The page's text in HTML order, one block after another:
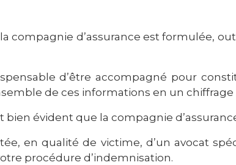
la compagnie d’assurance est formulée,
d’être accompagné pour
de ces informations en un
bien évident que la compagnie
en qualité de victime, d’un avocat
procédure d’indemnisation.